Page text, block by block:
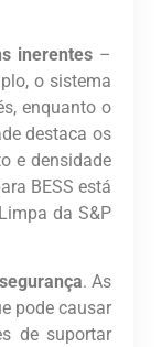
inerentes–
o sistema
enquanto o
destaca os
e densidade
BESS está
da S&P
. As
pode causar
de suportar